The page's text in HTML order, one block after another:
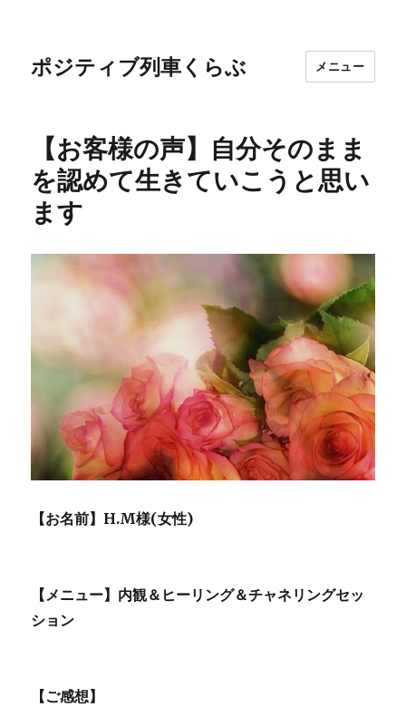
ポジティブ列車くらぶ メニュー
【お客様の声】自分そのまま
を認めて生きていこうと思い
ます
【お名前】H.M様(女性)
【メニュー】内観＆ヒーリング＆チャネリングセッ
ション
【ご感想】